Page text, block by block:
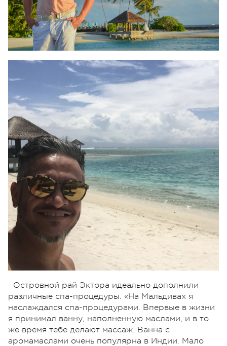
Островной рай Эктора идеально дополнили
различные спа-процедуры. «На Мальдивах я
наслаждался спа-процедурами. Впервые в жизни
я принимал ванну, наполненную маслами, и в то
же время тебе делают массаж. Ванна с
аромамаслами очень популярна в Индии. Мало